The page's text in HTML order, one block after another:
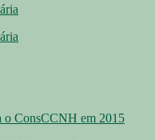
o ConsCCNH em 2015